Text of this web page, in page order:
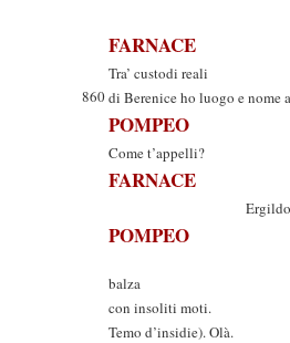
Ed
FARNACE
Tra’ custodi reali
860di Berenice ho luogo e nome
POMPEO
Come t’appelli?
FARNACE
POMPEO
(Il
balza
con insoliti moti.
Temo d’insidie). Olà.